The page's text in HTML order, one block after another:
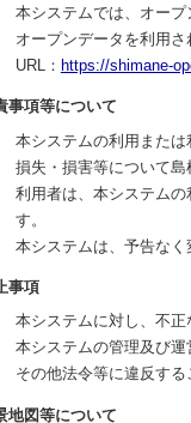
本システムでは、オープ
オープンデータを利用
URL： https://shimane-
事項等について
本システムの利用また
損失・損害等について島
利用者は、本システム
す。
本システムは、予告なく
事項
本システムに対し、不正
本システムの管理及び運
その他法令等に違反する
地図等について